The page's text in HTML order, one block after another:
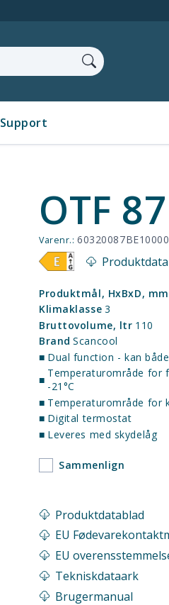
Support
OTF
Varenr.:60320087BE10000
Produktmål, HxBxD, mm
Klimaklasse 3
Bruttovolume, ltr 110
Brand Scancool
■ Dual function - kan
■ Temperaturområde for
-21°C
■ Temperaturområde for
■ Digital termostat
■ Leveres med skydelåg
Sammenlign
Produktdatablad
EU
EU
Tekniskdataark
Brugermanual